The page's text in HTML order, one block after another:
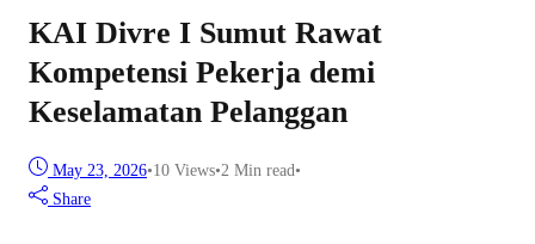
KAI Divre I Sumut Rawat
Kompetensi Pekerja demi
Keselamatan Pelanggan
May 23, 2026•10 Views•2 Min read•
Share